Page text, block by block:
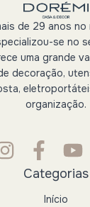
de 29 anos
se no
uma grande
decoração,
organização.
Categorias
Início